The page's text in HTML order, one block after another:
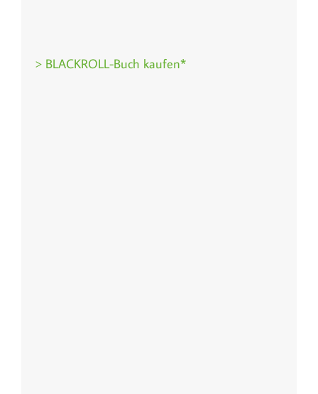
> BLACKROLL-Buch kaufen*